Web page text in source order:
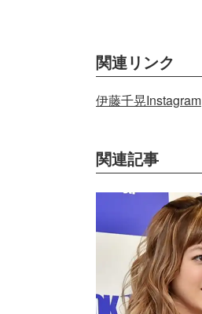
関連リンク
伊藤千晃Instagram
関連記事